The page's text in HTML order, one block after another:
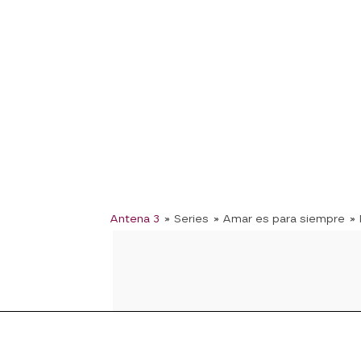
Antena 3 » Series » Amar es para siempre »